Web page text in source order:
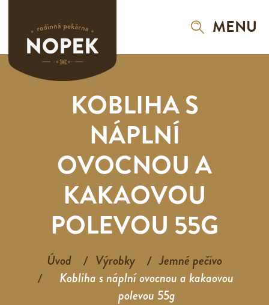
MENU
KOBLIHA S
NÁPLNÍ
OVOCNOU A
KAKAOVOU
POLEVOU 55G
Úvod Výrobky
Jemné pečivo
Kobliha s náplní ovocnou a kakaovou
polevou 55g